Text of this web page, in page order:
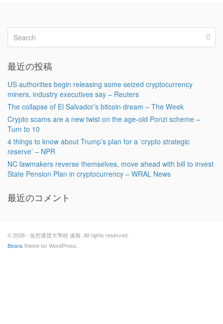
最近の投稿
US authorities begin releasing some seized cryptocurrency
miners, industry executives say – Reuters
The collapse of El Salvador’s bitcoin dream – The Week
Crypto scams are a new twist on the age-old Ponzi scheme –
Turn to 10
4 things to know about Trump’s plan for a ‘crypto strategic
reserve’ – NPR
NC lawmakers reverse themselves, move ahead with bill to invest
State Pension Plan in cryptocurrency – WRAL News
最近のコメント
© 2026 - 仮想通貨大學校 速報. All rights reserved.
Beans theme for WordPress.